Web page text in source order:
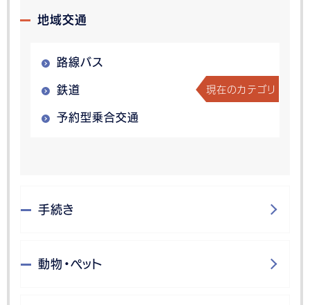
地域交通
路線バス
鉄道 現在のカテゴリ
予約型乗合交通
手続き
動物・ペット